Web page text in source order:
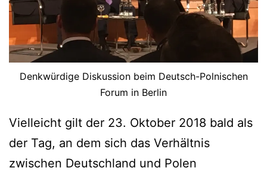
Denkwürdige Diskussion beim Deutsch-Polnischen
Forum in Berlin
Vielleicht gilt der 23. Oktober 2018 bald als
der Tag, an dem sich das Verhältnis
zwischen Deutschland und Polen